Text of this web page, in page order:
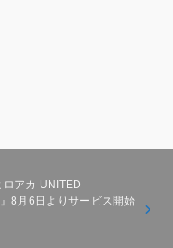
アカ UNITED
8月6日よりサービス開始